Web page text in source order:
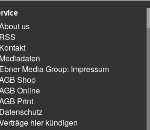
us
RSS
Kontakt
Mediadaten
Ebner Media Group: Impressum
Shop
Online
Print
Datenschutz
hier kündigen